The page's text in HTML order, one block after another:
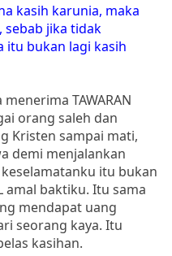
kasih karunia, maka
sebab jika tidak
itu bukan lagi kasih
TAWARAN
orang saleh dan
Kristen sampai mati,
demi menjalankan
itu bukan
amal baktiku. Itu sama
mendapat uang
seorang kaya. Itu
kasihan.